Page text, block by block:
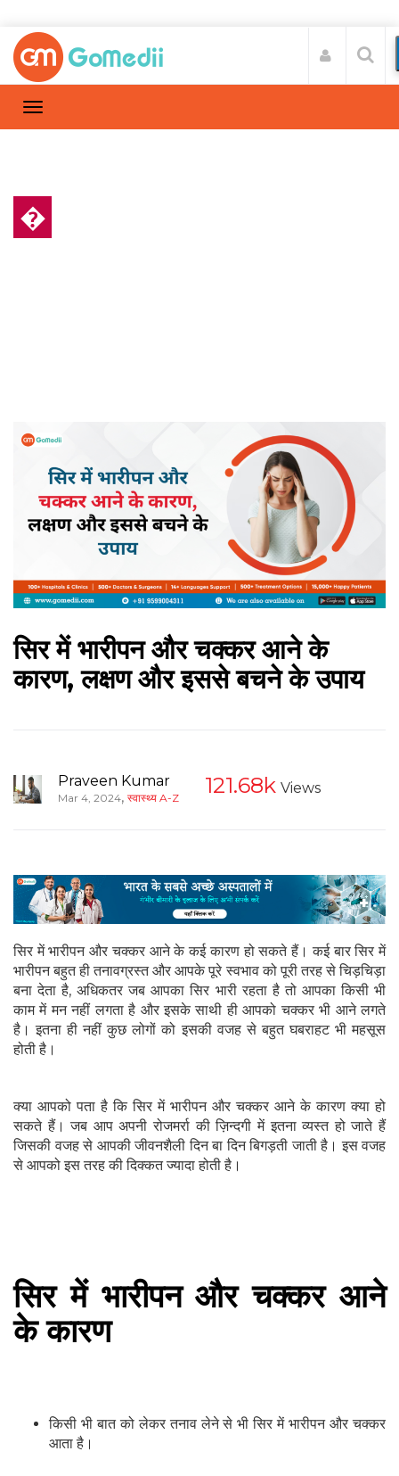
�
सिर में भारीपन और चक्कर आने के
कारण, लक्षण और इससे बचने के उपाय
Praveen Kumar
Mar 4, 2024, स्वास्थ्य A-Z 121.68k Views
सिर में भारीपन और चक्कर आने के कई कारण हो सकते हैं। कई बार सिर में
भारीपन बहुत ही तनावग्रस्त और आपके पूरे स्वभाव को पूरी तरह से चिड़चिड़ा
बना देता है, अधिकतर जब आपका सिर भारी रहता है तो आपका किसी भी
काम में मन नहीं लगता है और इसके साथी ही आपको चक्कर भी आने लगते
है। इतना ही नहीं कुछ लोगों को इसकी वजह से बहुत घबराहट भी महसूस
होती है।
क्या आपको पता है कि सिर में भारीपन और चक्कर आने के कारण क्या हो
सकते हैं। जब आप अपनी रोजमर्रा की ज़िन्दगी में इतना व्यस्त हो जाते हैं
जिसकी वजह से आपकी जीवनशैली दिन बा दिन बिगड़ती जाती है। इस वजह
से आपको इस तरह की दिक्कत ज्यादा होती है।
सिर में भारीपन और चक्कर आने
के कारण
किसी भी बात को लेकर तनाव लेने से भी सिर में भारीपन और चक्कर
आता है।